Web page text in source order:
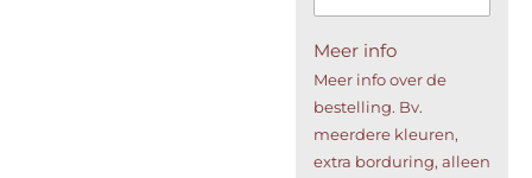
Meer info
Meer info over de
bestelling. Bv.
meerdere kleuren,
extra borduring, alleen